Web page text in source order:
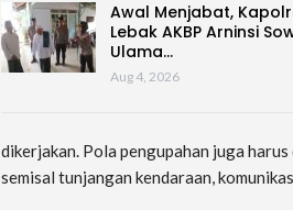
Awal Menjabat,
Lebak AKBP Arninsi
Ulama…
Aug 4, 2026
dikerjakan. Pola pengupahan juga
semisal tunjangan kendaraan,